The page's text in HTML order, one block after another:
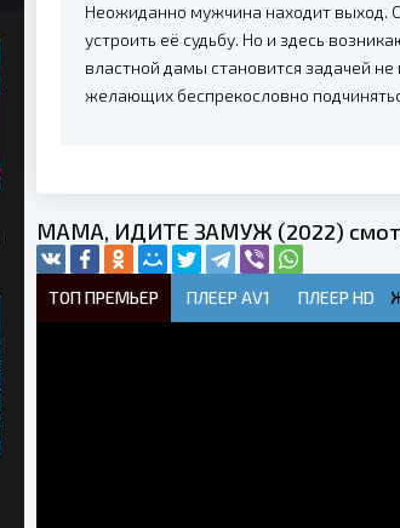
Неожиданно мужчина находит выход.
устроить её судьбу. Но и здесь
властной дамы становится задачей
желающих беспрекословно
МАМА, ИДИТЕ ЗАМУЖ (2022)
ТОП ПРЕМЬЕР ПЛЕЕР AV1 ПЛЕЕР HD